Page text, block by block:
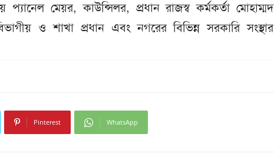
প্যানেল মেয়র, কাউন্সিলর, প্রধান রাজস্ব কর্মকর্তা মোহাম্মদ
ও শাখা প্রধান এবং নগরের বিভিন্ন সরকারি সংস্থার
Pinterest WhatsApp